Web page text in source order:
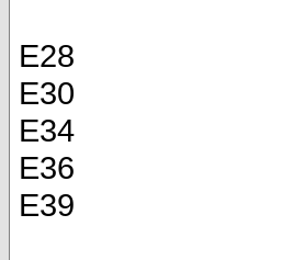
E28
E30
E34
E36
E39